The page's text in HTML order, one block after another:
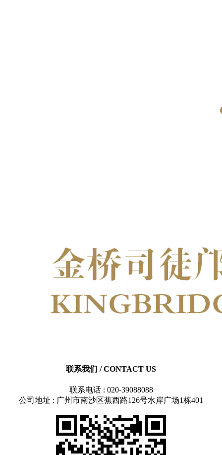
联系我们 / CONTACT US
联系电话 : 020-39088088
公司地址 : 广州市南沙区蕉西路126号水岸广场1栋401